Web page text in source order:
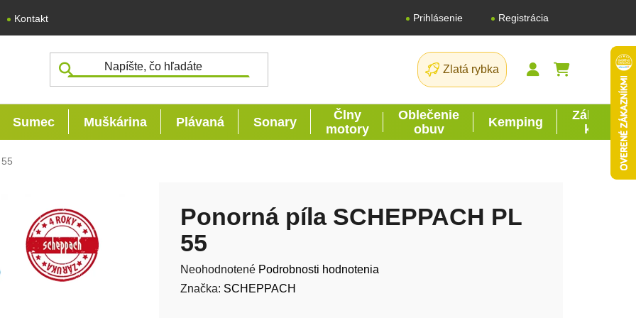
Kontakt Prihlásenie Registrácia
Zlatá rybka
NÁKUPNÝ
Sumec Muškárina Plávaná Sonary
Člny
motory
Oblečenie
obuv
Kemping
Záhrada
kutil
Ponorná píla SCHEPPACH PL
55
Priemerné hodnotenie produktu je 0,0 z 5 hviezdičiek.
Neohodnotené Podrobnosti hodnotenia
Značka: SCHEPPACH